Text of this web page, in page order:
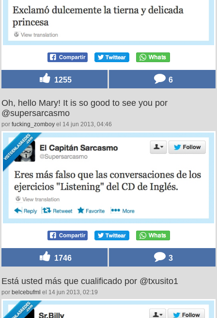
1255 6
Oh, hello Mary! It is so good to see you por
@supersarcasmo
por fucking_zomboy el 14 jun 2013, 04:46
1746 3
Está usted más que cualificado por @txusito1
por belcebufml el 14 jun 2013, 02:19